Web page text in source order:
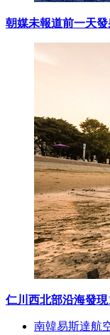
朝媒未報道前一天
仁川西北部沿海發
南韓易斯達航